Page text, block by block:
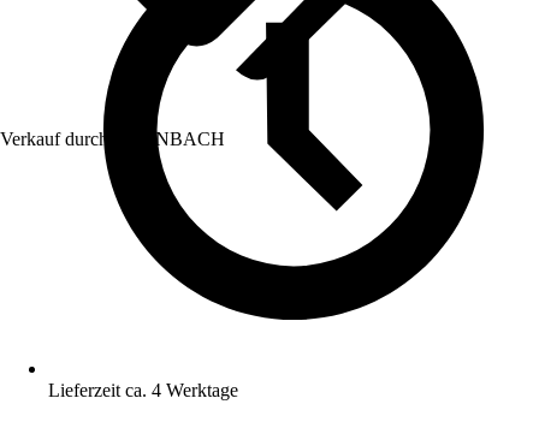
Verkauf durch: HORNBACH
Lieferzeit ca. 4 Werktage